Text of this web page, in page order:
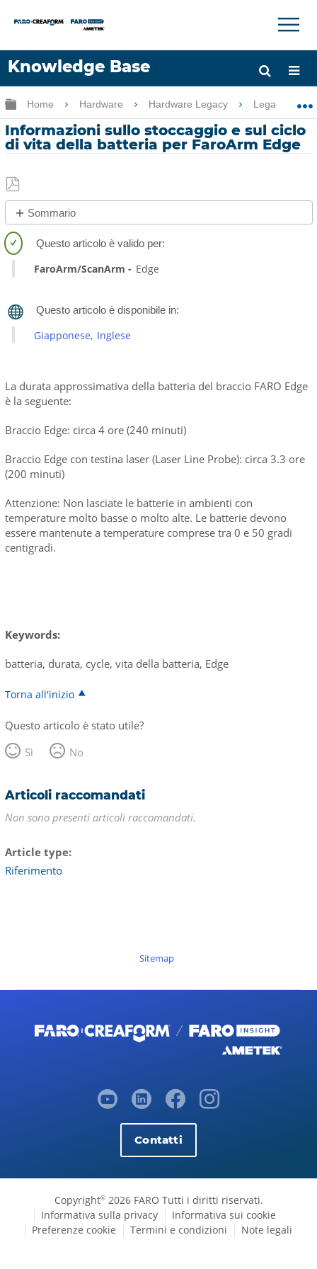
Knowledge Base
Lingua
Chiedere aiuto Accesso
×
Ingrandisci/riduci gerarchia globale
Home Hardware Hardware Legacy Legacy USB
Informazioni sullo stoccaggio e sul ciclo
di vita della batteria per FaroArm Edge
Salva
come
PDF
Sommario
No
intestazioni
FaroArm/ScanArm Edge
Giapponese Inglese
La durata approssimativa della batteria del braccio FARO Edge
è la seguente:
Braccio Edge: circa 4 ore (240 minuti)
Braccio Edge con testina laser (Laser Line Probe): circa 3.3 ore
(200 minuti)
Attenzione: Non lasciate le batterie in ambienti con
temperature molto basse o molto alte. Le batterie devono
essere mantenute a temperature comprese tra 0 e 50 gradi
centigradi.
Keywords:
batteria, durata, cycle, vita della batteria, Edge
Torna all'inizio
Questo articolo è stato utile?
Sì
No
Articoli raccomandati
Non sono presenti articoli raccomandati.
Article type
Riferimento
Sitemap
Contatti
Copyright©2026 FARO Tutti i diritti riservati.
Informativa sulla privacy
Informativa sui cookie
Preferenze cookie
Termini e condizioni Note legali